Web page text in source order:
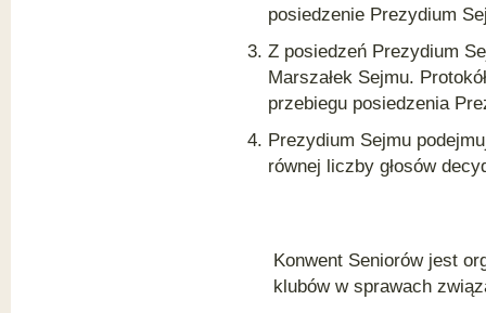
posiedzenie Prezydium
Z posiedzeń Prezydium
Marszałek Sejmu.
przebiegu posiedzenia
Prezydium Sejmu
równej liczby głosów
Konwent Seniorów jest
klubów w sprawach